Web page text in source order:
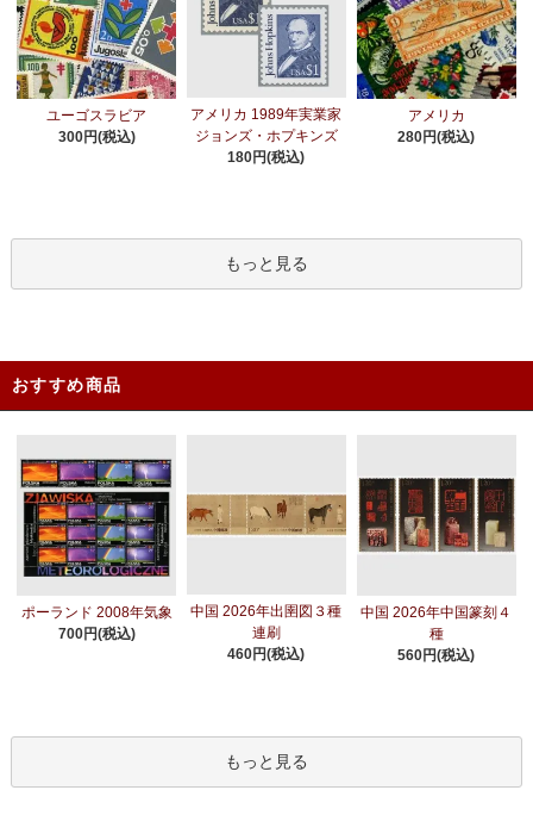
ユーゴスラビア
300円(税込)
アメリカ 1989年実業家
ジョンズ・ホプキンズ
180円(税込)
アメリカ
280円(税込)
もっと見る
おすすめ商品
ポーランド 2008年気象
700円(税込)
中国 2026年出圉図３種
連刷
460円(税込)
中国 2026年中国篆刻４
種
560円(税込)
もっと見る